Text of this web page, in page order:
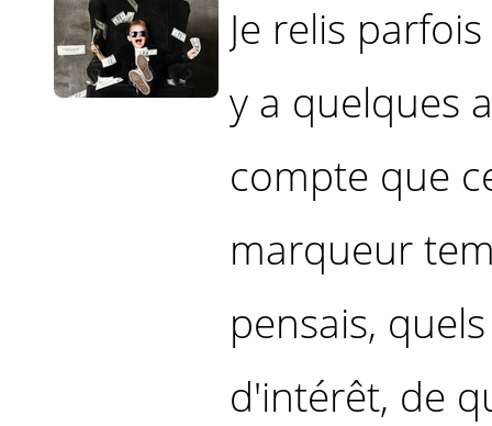
Je relis
y a quelques
compte que
marqueur
pensais,
d'intérêt, de